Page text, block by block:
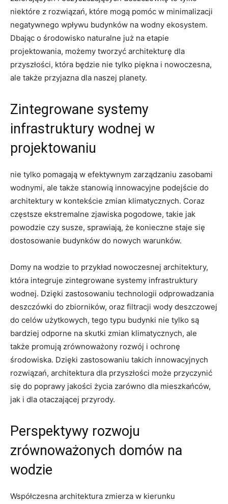
niektóre ⁤z ‌rozwiązań,⁤ które mogą pomóc w minimalizacji
negatywnego wpływu budynków na wodny ekosystem.
Dbając ⁣o środowisko naturalne już na etapie
projektowania, możemy tworzyć architekturę dla
przyszłości, która ⁢będzie nie tylko‌ piękna‌ i nowoczesna,
ale także przyjazna dla naszej planety.
Zintegrowane systemy
infrastruktury wodnej w
projektowaniu
nie tylko pomagają w efektywnym ⁢zarządzaniu zasobami
wodnymi,⁣ ale⁢ także stanowią innowacyjne podejście do
architektury w‍ kontekście ⁤zmian klimatycznych. ⁣Coraz
częstsze ekstremalne zjawiska pogodowe, ⁢takie jak
powodzie czy susze, sprawiają, że konieczne staje się
dostosowanie budynków do nowych warunków.
Domy ⁣na wodzie to przykład nowoczesnej architektury,
która integruje⁣ zintegrowane ‍systemy ‍infrastruktury
wodnej. Dzięki zastosowaniu‍ technologii odprowadzania‍
deszczówki do zbiorników,‍ oraz ​filtracji wody ‌deszczowej
do celów użytkowych, tego typu budynki nie tylko⁣ są‍
bardziej‍ odporne ‍na skutki zmian ‍klimatycznych, ale
także promują⁢ zrównoważony rozwój i ochronę
środowiska. Dzięki ‌zastosowaniu takich ⁤innowacyjnych
rozwiązań, architektura dla przyszłości może przyczynić
się⁢ do poprawy jakości życia zarówno⁣ dla mieszkańców,⁣
jak i​ dla⁣ otaczającej przyrody.
Perspektywy rozwoju
zrównoważonych domów ⁤na
wodzie
Współczesna⁢ architektura ‌zmierza w kierunku